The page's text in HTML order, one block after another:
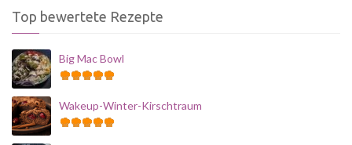
Top bewertete Rezepte
Big Mac Bowl
Wakeup-Winter-Kirschtraum